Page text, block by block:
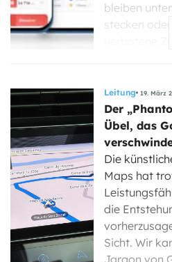
bleiben
stecken
Leitung 19. März
Der
Übel, das
Die
Maps hat
die
Sicht. Wir